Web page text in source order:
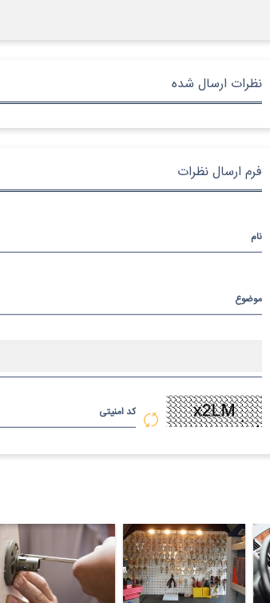
نظرات ارسال شده
فرم ارسال نظرات
نام
موضوع
کد امنیتی